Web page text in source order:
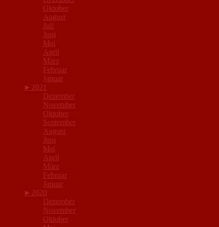
Oktober
August
Juli
Juni
Mai
April
März
Februar
Januar
► 2021
Dezember
November
Oktober
September
August
Juni
Mai
April
März
Februar
Januar
► 2020
Dezember
November
Oktober